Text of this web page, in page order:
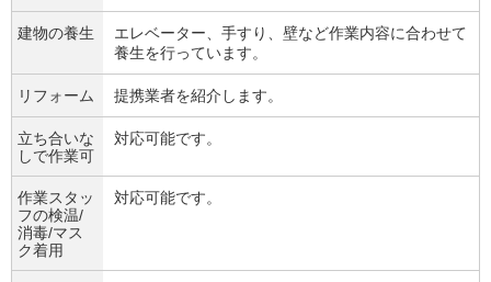
建物の養生
エレベーター、手すり、壁など作業内容に合わせて
養生を行っています。
リフォーム 提携業者を紹介します。
立ち合いな
しで作業可
対応可能です。
作業スタッ
フの検温/
消毒/マス
ク着用
対応可能です。